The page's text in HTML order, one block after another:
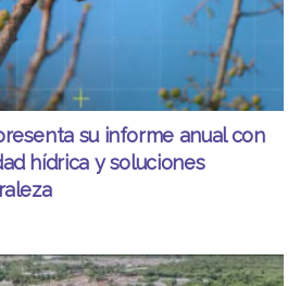
su informe anual con
hídrica y soluciones